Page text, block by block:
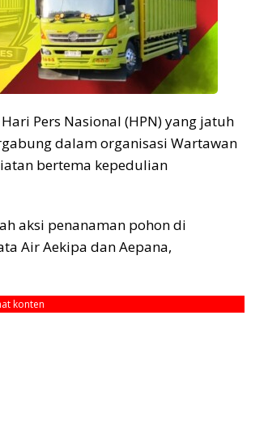
Pers Nasional (HPN) yang jatuh
dalam organisasi Wartawan
bertema kepedulian
aksi penanaman pohon di
Air Aekipa dan Aepana,
konten